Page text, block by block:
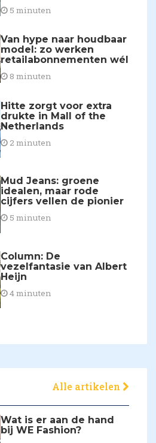
5 minuten
Van hype naar houdbaar
model: zo werken
retailabonnementen wél
8 minuten
Hitte zorgt voor extra
drukte in Mall of the
Netherlands
2 minuten
Mud Jeans: groene
idealen, maar rode
cijfers vellen de pionier
5 minuten
Column: De
vezelfantasie van Albert
Heijn
4 minuten
Alle artikelen
Wat is er aan de hand
bij WE Fashion?